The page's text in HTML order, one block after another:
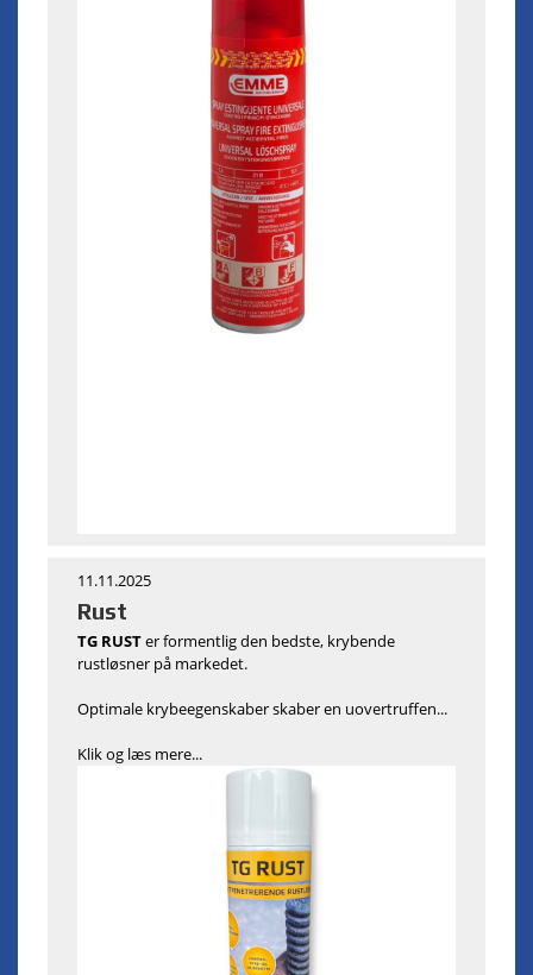
11.11.2025
Rust
TG RUSTer formentlig den bedste, krybende
rustløsner på markedet.
Optimale krybeegenskaber skaber en uovertruffen...
Klik og læs mere...